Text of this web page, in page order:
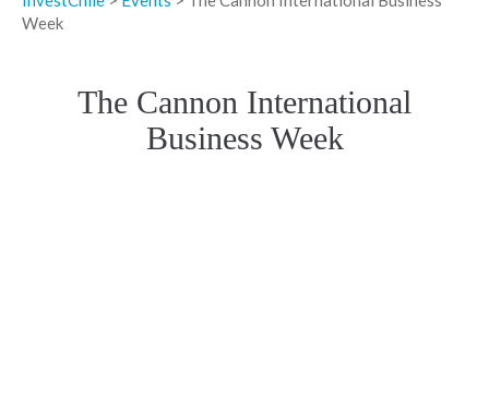
Week
The Cannon International
Business Week